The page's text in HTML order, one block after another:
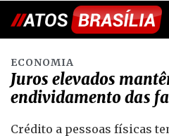
ECONOMIA
Juros elevados
endividamento das
Crédito a pessoas físicas